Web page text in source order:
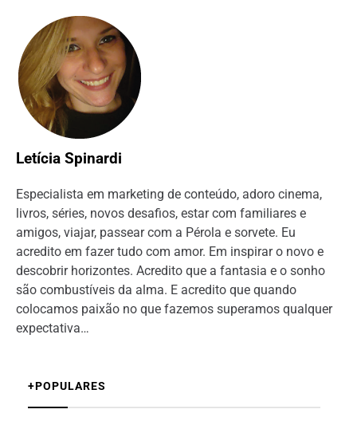
Letícia Spinardi
Especialista em marketing de conteúdo, adoro cinema,
livros, séries, novos desafios, estar com familiares e
amigos, viajar, passear com a Pérola e sorvete. Eu
acredito em fazer tudo com amor. Em inspirar o novo e
descobrir horizontes. Acredito que a fantasia e o sonho
são combustíveis da alma. E acredito que quando
colocamos paixão no que fazemos superamos qualquer
expectativa…
+POPULARES